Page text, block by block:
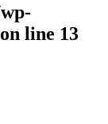
on line 13